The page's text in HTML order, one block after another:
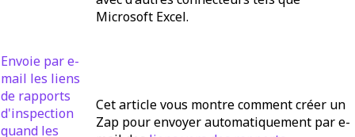
Microsoft Excel.
Envoie par e-
mail les liens
de rapports
d'inspection
quand les
Cet article vous montre comment créer un
Zap pour envoyer automatiquement par e-